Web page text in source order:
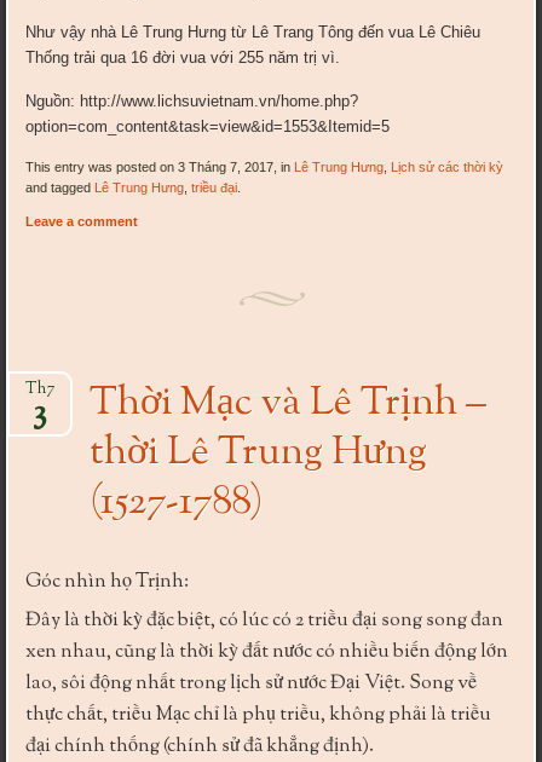
Như vậy nhà Lê Trung Hưng từ Lê Trang Tông đến vua Lê Chiêu
Thống trải qua 16 đời vua với 255 năm trị vì.
Nguồn: http://www.lichsuvietnam.vn/home.php?
option=com_content&task=view&id=1553&Itemid=5
This entry was posted on 3 Tháng 7, 2017, in Lê Trung Hưng Lịch sử các thời kỳ
and tagged Lê Trung Hưng ,triều đại
Leave a comment
Thời Mạc và Lê Trịnh –
thời Lê Trung Hưng
(1527-1788)
Th7
3
Góc nhìn họ Trịnh:
Đây là thời kỳ đặc biệt, có lúc có 2 triều đại song song đan
xen nhau, cũng là thời kỳ đất nước có nhiều biến động lớn
lao, sôi động nhất trong lịch sử nước Đại Việt. Song về
thực chất, triều Mạc chỉ là phụ triều, không phải là triều
đại chính thống (chính sử đã khẳng định).